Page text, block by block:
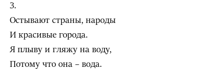
3.
Остывают страны, народы
И красивые города.
Я плыву и гляжу на воду,
Потому что она – вода.